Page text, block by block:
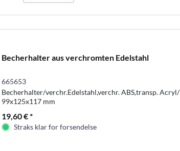
Becherhalter aus verchromten Edelstahl
665653
Becherhalter/verchr.Edelstahl,verchr. ABS,transp. Acryl/
99x125x117 mm
19,60 € *
Straks klar for forsendelse